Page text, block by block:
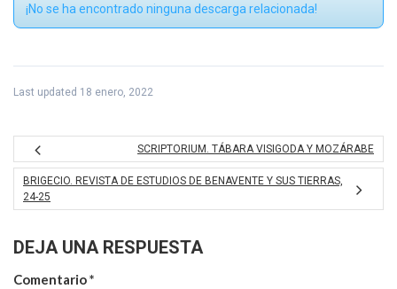
¡No se ha encontrado ninguna descarga relacionada!
Last updated 18 enero, 2022
SCRIPTORIUM. TÁBARA VISIGODA Y MOZÁRABE
BRIGECIO. REVISTA DE ESTUDIOS DE BENAVENTE Y SUS TIERRAS,
24-25
DEJA UNA RESPUESTA
Comentario*